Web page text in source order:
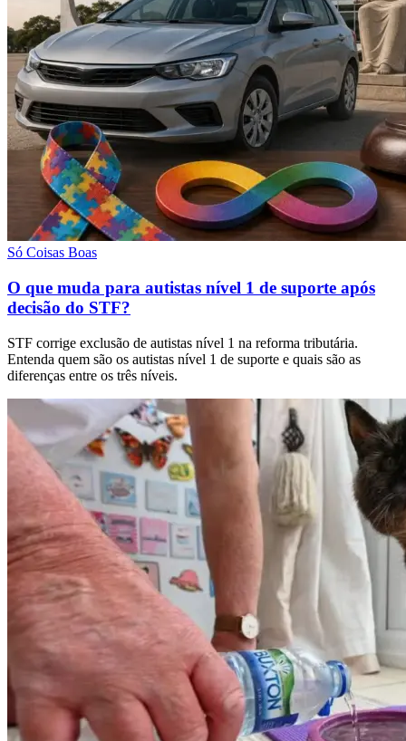
Só Coisas Boas
O que muda para autistas nível 1 de suporte após
decisão do STF?
STF corrige exclusão de autistas nível 1 na reforma tributária.
Entenda quem são os autistas nível 1 de suporte e quais são as
diferenças entre os três níveis.